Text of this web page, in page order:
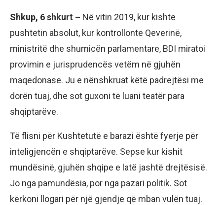
Shkup, 6 shkurt – Në vitin 2019, kur kishte
pushtetin absolut, kur kontrollonte Qeverinë,
ministritë dhe shumicën parlamentare, BDI miratoi
provimin e jurisprudencës vetëm në gjuhën
maqedonase. Ju e nënshkruat këtë padrejtësi me
dorën tuaj, dhe sot guxoni të luani teatër para
shqiptarëve.
Të flisni për Kushtetutë e barazi është fyerje për
inteligjencën e shqiptarëve. Sepse kur kishit
mundësinë, gjuhën shqipe e latë jashtë drejtësisë.
Jo nga pamundësia, por nga pazari politik. Sot
kërkoni llogari për një gjendje që mban vulën tuaj.